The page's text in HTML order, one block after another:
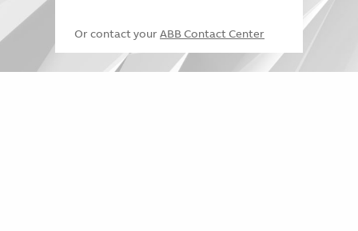
Or contact your ABB Contact Center